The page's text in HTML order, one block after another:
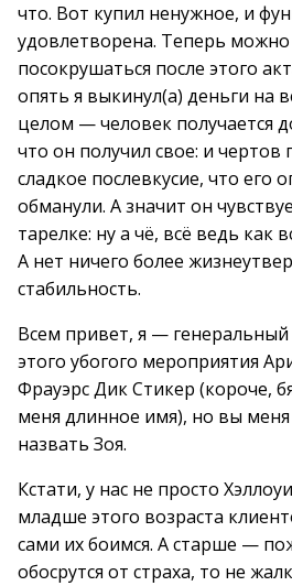
что. Вот купил ненужное, и
удовлетворена. Теперь
посокрушаться после этого
опять я выкинул(а) деньги на
целом — человек получается
что он получил свое: и чертов
сладкое послевкусие, что его
обманули. А значит он
тарелке: ну а чё, всё ведь как
А нет ничего более
стабильность.
Всем привет, я —
этого убогого мероприятия
Фрауэрс Дик Стикер (короче,
меня длинное имя), но вы
назвать Зоя.
Кстати, у нас не просто
младше этого возраста
сами их боимся. А старше —
обосрутся от страха, то не